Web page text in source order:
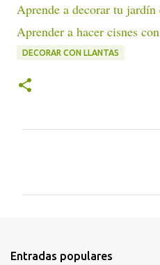
Aprende a decorar tu jardín
Aprender a hacer cisnes
DECORAR CON LLANTAS
t
Entradas populares